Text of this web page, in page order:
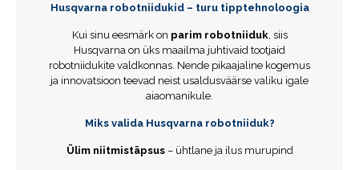
Husqvarna robotniidukid – turu tipptehnoloogia
Kui sinu eesmärk on parim robotniiduk , siis
Husqvarna on üks maailma juhtivaid tootjaid
robotniidukite valdkonnas. Nende pikaajaline kogemus
ja innovatsioon teevad neist usaldusväärse valiku igale
aiaomanikule.
Miks valida Husqvarna robotniiduk?
Ülim niitmistäpsus– ühtlane ja ilus murupind